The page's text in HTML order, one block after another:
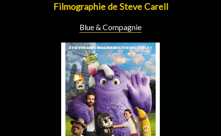
Filmographie de Steve Carell
Blue & Compagnie